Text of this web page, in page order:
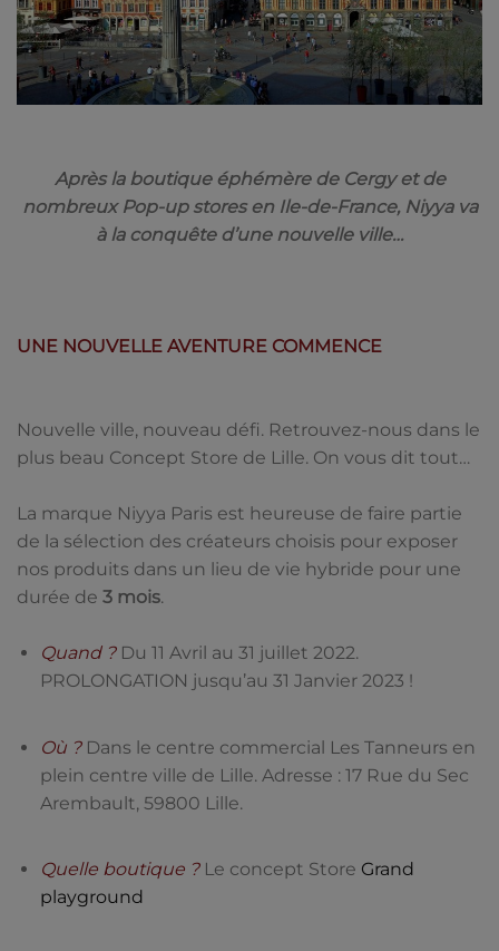
Après la boutique éphémère de Cergy et de
nombreux Pop-up stores en Ile-de-France, Niyya va
à la conquête d’une nouvelle ville…
UNE NOUVELLE AVENTURE COMMENCE
Nouvelle ville, nouveau défi. Retrouvez-nous dans le
plus beau Concept Store de Lille. On vous dit tout…
La marque Niyya Paris est heureuse de faire partie
de la sélection des créateurs choisis pour exposer
nos produits dans un lieu de vie hybride pour une
durée de 3 mois.
Quand ? Du 11 Avril au 31 juillet 2022.
PROLONGATION jusqu’au 31 Janvier 2023 !
Où ?Dans le centre commercial Les Tanneurs en
plein centre ville de Lille. Adresse : 17 Rue du Sec
Arembault, 59800 Lille.
Quelle boutique ?Le concept Store Grand
playground